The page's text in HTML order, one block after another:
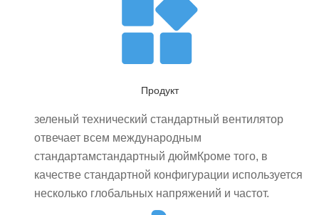
Продукт
зеленый технический стандартный вентилятор
отвечает всем международным
стандартамстандартный дюймКроме того, в
качестве стандартной конфигурации используется
несколько глобальных напряжений и частот.